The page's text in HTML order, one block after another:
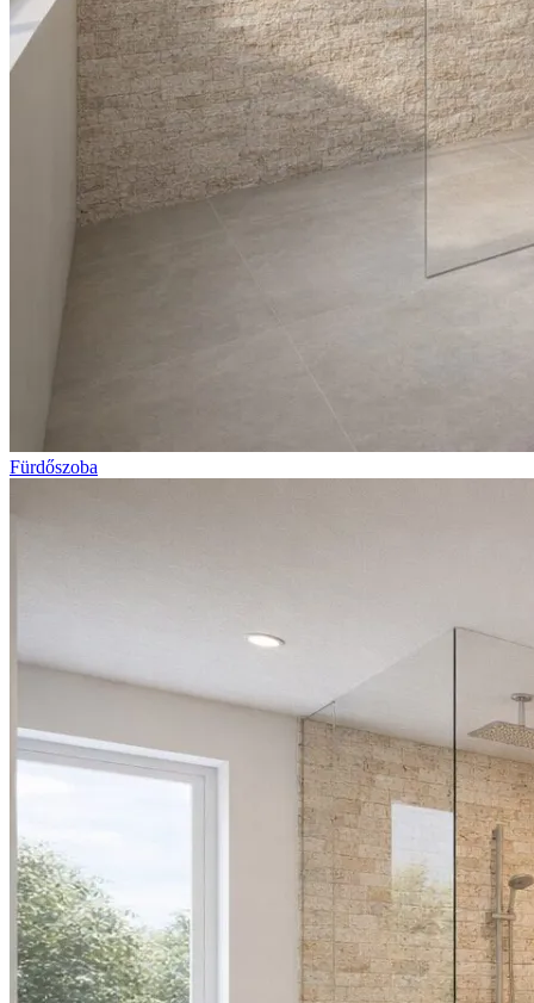
Fürdőszoba